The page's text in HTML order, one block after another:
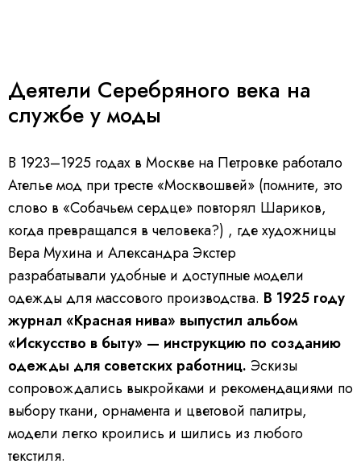
Деятели Серебряного века на
службе у моды
В 1923–1925 годах в Москве на Петровке работало
Ателье мод при тресте «Москвошвей» (помните, это
слово в «Собачьем сердце» повторял Шариков,
когда превращался в человека?) , где художницы
Вера Мухина и Александра Экстер
разрабатывали удобные и доступные модели
одежды для массового производства. В 1925 году
журнал «Красная нива» выпустил альбом
«Искусство в быту» — инструкцию по созданию
одежды для советских работниц. Эскизы
сопровождались выкройками и рекомендациями по
выбору ткани, орнамента и цветовой палитры,
модели легко кроились и шились из любого
текстиля.